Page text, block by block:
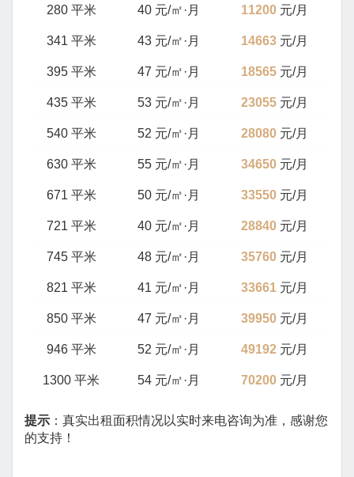
280 平米 40 元/㎡·月 11200 元/月
341 平米 43 元/㎡·月 14663 元/月
395 平米 47 元/㎡·月 18565 元/月
435 平米 53 元/㎡·月 23055 元/月
540 平米 52 元/㎡·月 28080 元/月
630 平米 55 元/㎡·月 34650 元/月
671 平米 50 元/㎡·月 33550 元/月
721 平米 40 元/㎡·月 28840 元/月
745 平米 48 元/㎡·月 35760 元/月
821 平米 41 元/㎡·月 33661 元/月
850 平米 47 元/㎡·月 39950 元/月
946 平米 52 元/㎡·月 49192 元/月
1300 平米 54 元/㎡·月 70200 元/月
提示 ：真实出租面积情况以实时来电咨询为准，感谢您
的支持！